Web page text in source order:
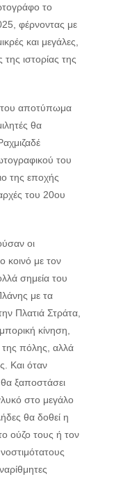
το
φέρνοντας με
και μεγάλες,
ιστορίας της
του αποτύπωμα
θα
του
της εποχής
του 20ου
οι
κοινό με τον
σημεία του
με τα
Πλατιά Στράτα,
κίνηση,
της πόλης, αλλά
Και όταν
ξαποστάσει
στο μεγάλο
θα δοθεί η
ούζο τους ή τον